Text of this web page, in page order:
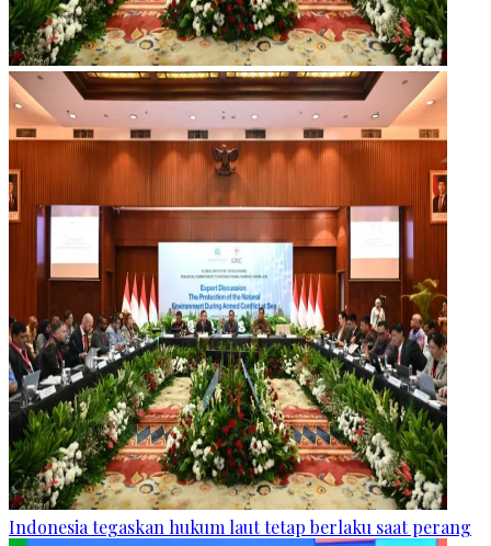
Indonesia tegaskan hukum laut tetap berlaku saat perang